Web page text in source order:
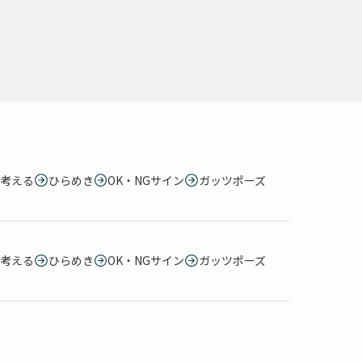
考える ひらめき OK・NGサイン ガッツポーズ
考える ひらめき OK・NGサイン ガッツポーズ